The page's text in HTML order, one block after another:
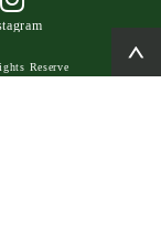
Reserve